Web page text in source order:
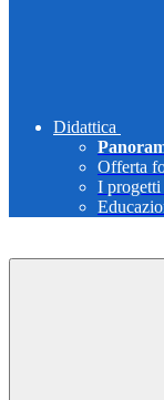
Didattica
Offerta
I progetti